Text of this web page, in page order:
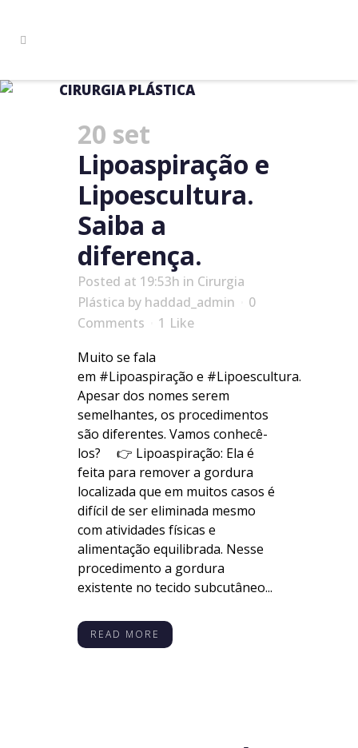
CIRURGIA PLÁSTICA
20 set
Lipoaspiração e
Lipoescultura.
Saiba a
diferença.
Posted at 19:53h in Cirurgia
Plástica by haddad_admin
0
Comments
1 Like
Muito se fala
em #Lipoaspiração e #Lipoescultura.
Apesar dos nomes serem
semelhantes, os procedimentos
são diferentes. Vamos conhecê-
los? ⠀ 👉 Lipoaspiração: Ela é
feita para remover a gordura
localizada que em muitos casos é
difícil de ser eliminada mesmo
com atividades físicas e
alimentação equilibrada. Nesse
procedimento a gordura
existente no tecido subcutâneo...
READ MORE